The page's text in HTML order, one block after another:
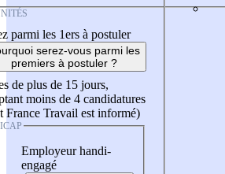
parmi les 1ers à postuler
serez-vous parmi les
premiers à postuler ?
de plus de 15 jours,
moins de 4 candidatures
France Travail est informé)
Employeur handi-
engagé